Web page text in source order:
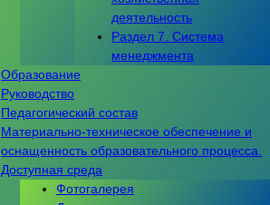
деятельность
Раздел 7. Система
менеджмента
Образование
Руководство
Педагогический состав
Материально-техническое обеспечение и
оснащенность образовательного процесса.
Доступная среда
Фотогалерея